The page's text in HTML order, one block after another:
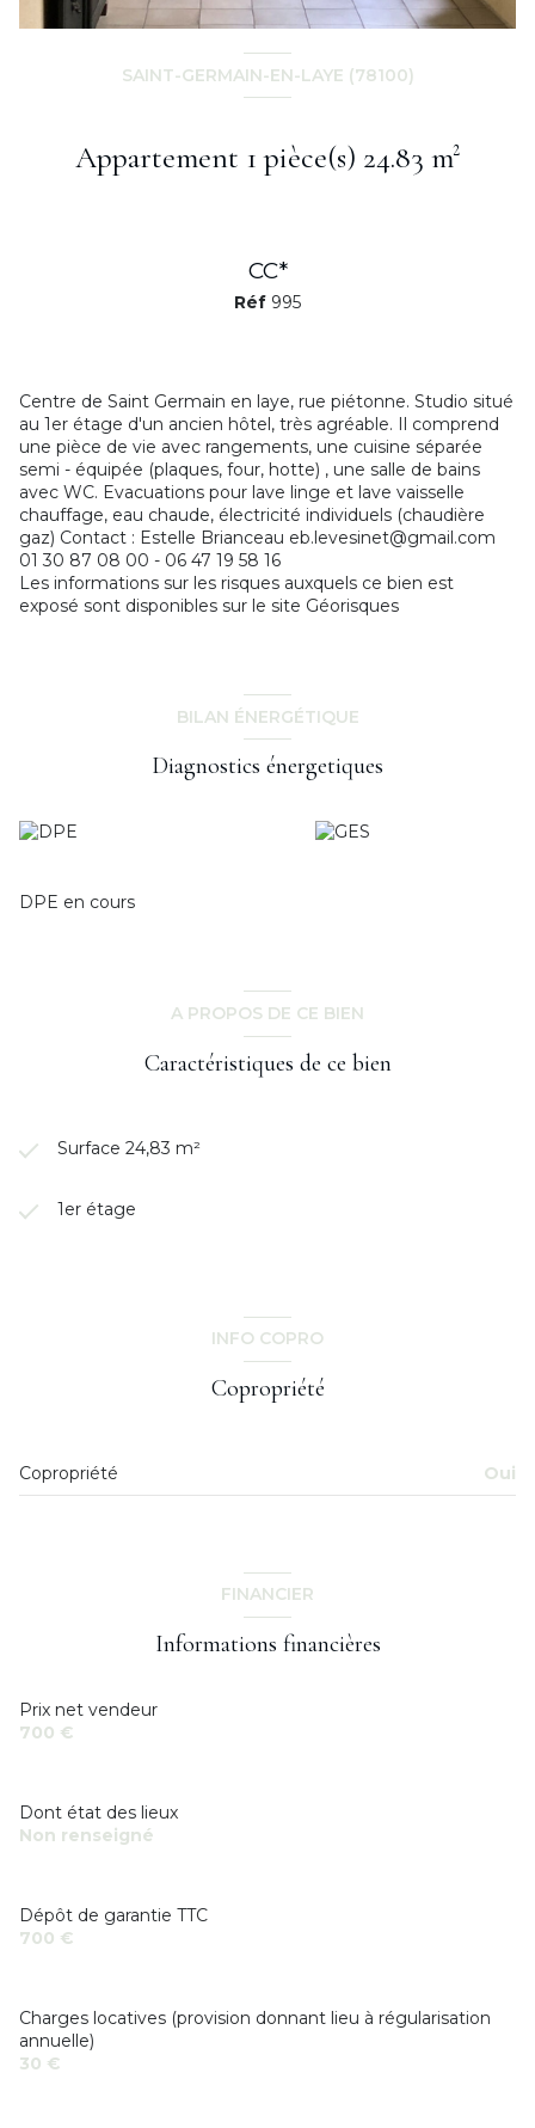
SAINT-GERMAIN-EN-LAYE (78100)
Appartement 1 pièce(s) 24.83 m²
CC*
Réf 995
Centre de Saint Germain en laye, rue piétonne. Studio situé
au 1er étage d'un ancien hôtel, très agréable. Il comprend
une pièce de vie avec rangements, une cuisine séparée
semi - équipée (plaques, four, hotte) , une salle de bains
avec WC. Evacuations pour lave linge et lave vaisselle
chauffage, eau chaude, électricité individuels (chaudière
gaz) Contact : Estelle Brianceau eb.levesinet@gmail.com
01 30 87 08 00 - 06 47 19 58 16
Les informations sur les risques auxquels ce bien est
exposé sont disponibles sur le site Géorisques
BILAN ÉNERGÉTIQUE
Diagnostics énergetiques
DPE en cours
A PROPOS DE CE BIEN
Caractéristiques de ce bien
Surface 24,83 m²
1er étage
INFO COPRO
Copropriété
Copropriété Oui
FINANCIER
Informations financières
Prix net vendeur
700 €
Dont état des lieux
Non renseigné
Dépôt de garantie TTC
700 €
Charges locatives (provision donnant lieu à régularisation
annuelle)
30 €